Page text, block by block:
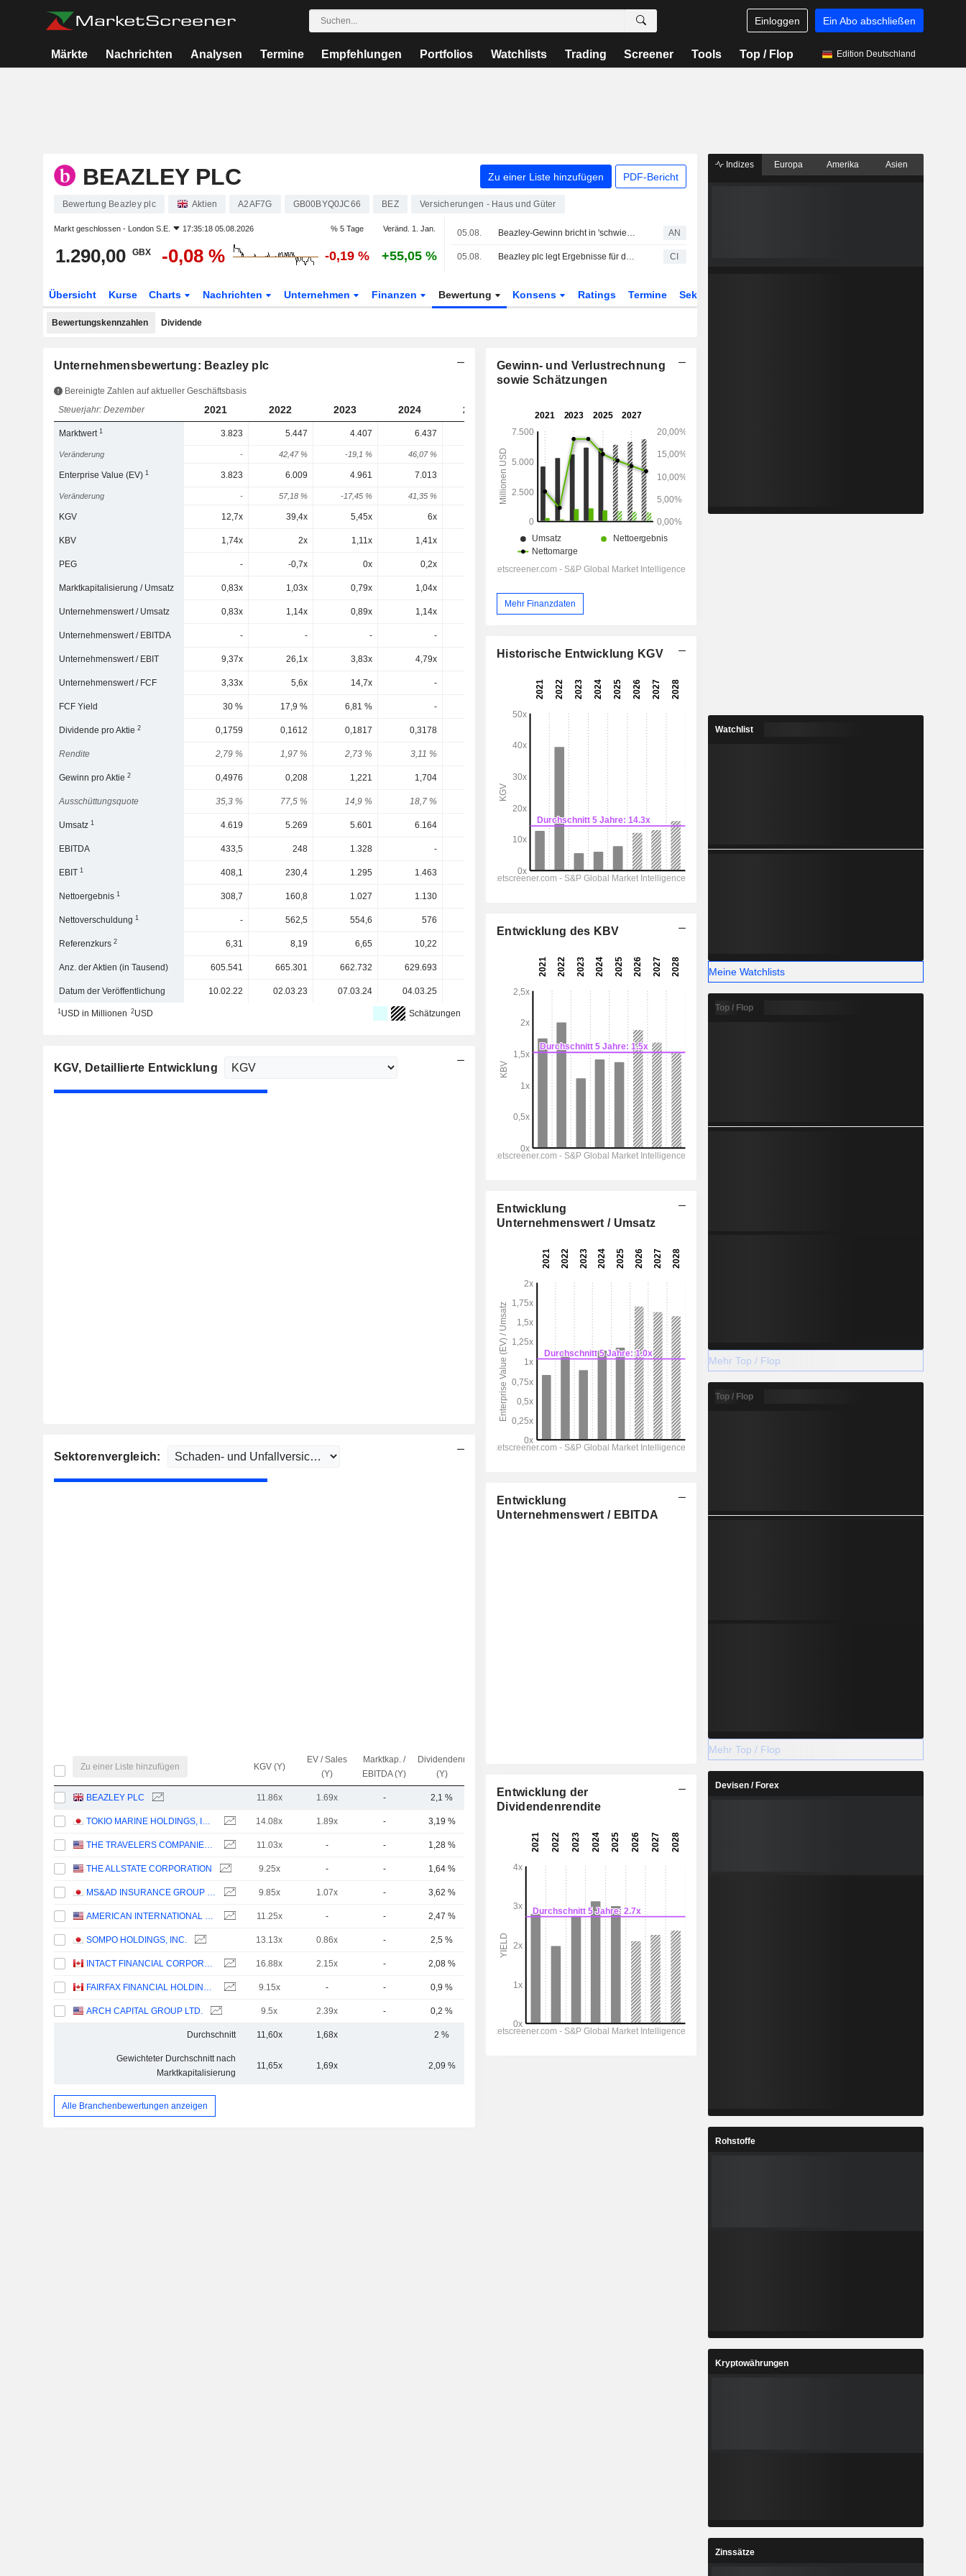
Einloggen Ein Abo abschließen
Märkte Nachrichten Analysen Termine Empfehlungen Portfolios Watchlists Trading Screener Tools Top / Flop Edition Deutschland
BEAZLEY PLC Zu einer Liste hinzufügen PDF-Bericht
Bewertung Beazley plc Aktien A2AF7G GB00BYQ0JC66 BEZ Versicherungen - Haus und Güter
Markt geschlossen - London S.E. 17:35:18 05.08.2026 % 5 Tage Veränd. 1. Jan.
1.290,00 GBX -0,08 % -0,19 % +55,05 %
05.08. Beazley-Gewinn bricht in 'schwierigem Handelsumfeld' ein AN
05.08. Beazley plc legt Ergebnisse für das Halbjahr zum 30. Juni 2026 vor CI
Übersicht Kurse Charts Nachrichten Unternehmen Finanzen Bewertung Konsens Ratings Termine Sektor
Bewertungskennzahlen Dividende
Unternehmensbewertung: Beazley plc
Bereinigte Zahlen auf aktueller Geschäftsbasis
Steuerjahr: Dezember
2021 2022 2023 2024 2025 2026 2027
Marktwert1 3.823 5.447 4.407 6.437 10.268
Veränderung - 42,47 % -19,1 % 46,07 % 2,47 % 55,67 % -
Enterprise Value (EV)1 3.823 6.009 4.961 7.013 7.156 10.817 10.817 10.817
Veränderung - 57,18 % -17,45 % 41,35 % 2,04 % 51,17 % 0 %
KGV 12,7x 39,4x 5,45x 6x 11,9x 13x 15,7x
KBV 1,74x 2x 1,11x 1,41x 1,88x 1,68x
PEG - -0,7x 0x 0,2x 10,84x -1,47x
Marktkapitalisierung / Umsatz 0,83x 1,03x 0,79x 1,04x
Unternehmenswert / Umsatz 0,83x 1,14x 0,89x 1,14x 1,17x 1,7x
Unternehmenswert / EBITDA - - - -
Unternehmenswert / EBIT 9,37x 26,1x 3,83x 4,79x 6,03x 10,6x 10,6x
Unternehmenswert / FCF 3,33x 5,6x 14,7x - 12,8x 19,1x 25,3x
FCF Yield 30 % 17,9 % 6,81 % -
Dividende pro Aktie2 0,1759 0,1612 0,1817 0,3178 0,3643 0,392
Rendite 2,79 % 1,97 % 2,73 % 3,11 % 2,1 % 2,26 %
Gewinn pro Aktie2 0,4976 0,208 1,221 1,704 1,464 1,335
Ausschüttungsquote 35,3 % 77,5 % 14,9 % 18,7 % 23,1 % 24,9 % 29,4 %
Umsatz1 4.619 5.269 5.601 6.164 6.381 6.629 6.873
EBITDA 433,5 248 1.328 -
EBIT1 408,1 230,4 1.295 1.463 1.024 1.020 940,5
Nettoergebnis1 308,7 160,8 1.027 1.130
Nettoverschuldung1 - 562,5 554,6 576
Referenzkurs2 6,31 8,19 6,65 10,22
Anz. der Aktien (in Tausend) 605.541 665.301 662.732 629.693 591.049
Datum der Veröffentlichung 10.02.22 02.03.23 07.03.24 04.03.25 -
1USD in Millionen 2USD Schätzungen
KGV, Detaillierte Entwicklung
Sektorenvergleich:
Zu einer Liste hinzufügen KGV (Y)
EV / Sales
(Y)
Marktkap. /
EBITDA (Y)
Dividendenrendite
(Y)
BEAZLEY PLC 11.86x 1.69x - 2,1 % 10,26 Mrd.
TOKIO MARINE HOLDINGS, INC. 14.08x 1.89x - 3,19 %
THE TRAVELERS COMPANIES, INC. 11.03x - - 1,28 %
THE ALLSTATE CORPORATION 9.25x - - 1,64 % 67,59 Mrd.
MS&AD INSURANCE GROUP HOLDINGS, INC. 9.85x 1.07x - 3,62 %
AMERICAN INTERNATIONAL GROUP, INC. 11.25x - - 2,47 % 42,06 Mrd.
SOMPO HOLDINGS, INC. 13.13x 0.86x - 2,5 % 38,5 Mrd.
INTACT FINANCIAL CORPORATION 16.88x 2.15x - 2,08 %
FAIRFAX FINANCIAL HOLDINGS LIMITED 9.15x - - 0,9 % 34,17 Mrd.
ARCH CAPITAL GROUP LTD. 9.5x 2.39x - 0,2 %
Durchschnitt 11,60x 1,68x 2 % 47,47 Mrd.
Gewichteter Durchschnitt nach
Marktkapitalisierung
11,65x 1,69x 2,09 %
Alle Branchenbewertungen anzeigen
Gewinn- und Verlustrechnung
sowie Schätzungen
Mehr Finanzdaten
Historische Entwicklung KGV
Entwicklung des KBV
Entwicklung
Unternehmenswert / Umsatz
Entwicklung
Unternehmenswert / EBITDA
Entwicklung der
Dividendenrendite
Indizes Europa Amerika Asien
Watchlist
Meine Watchlists
Top / Flop
Mehr Top / Flop
Top / Flop
Mehr Top / Flop
Devisen / Forex
Rohstoffe
Kryptowährungen
Zinssätze